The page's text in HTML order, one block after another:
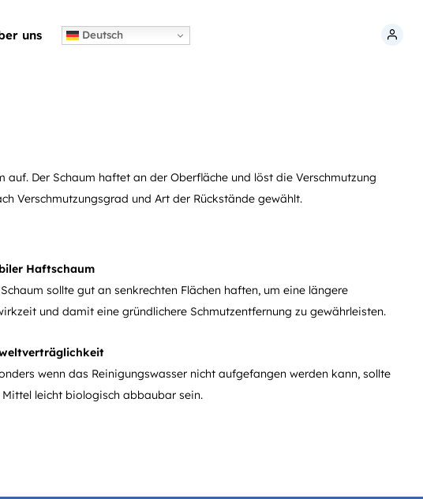
uns Deutsch
Der Schaum haftet an der Oberfläche und löst die Verschmutzung
Verschmutzungsgrad und Art der Rückstände gewählt.
Haftschaum
sollte gut an senkrechten Flächen haften, um eine längere
und damit eine gründlichere Schmutzentfernung zu gewährleisten.
wenn das Reinigungswasser nicht aufgefangen werden kann, sollte
leicht biologisch abbaubar sein.